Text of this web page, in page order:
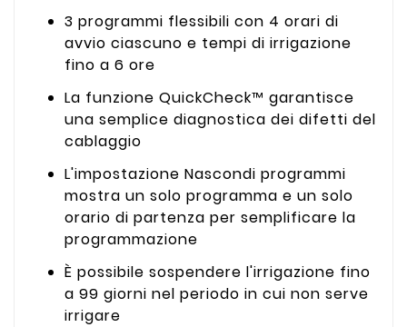
3 programmi flessibili con 4 orari di
avvio ciascuno e tempi di irrigazione
fino a 6 ore
La funzione QuickCheck™ garantisce
una semplice diagnostica dei difetti del
cablaggio
L'impostazione Nascondi programmi
mostra un solo programma e un solo
orario di partenza per semplificare la
programmazione
È possibile sospendere l'irrigazione fino
a 99 giorni nel periodo in cui non serve
irrigare